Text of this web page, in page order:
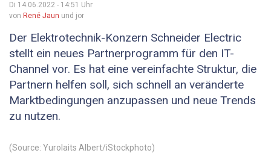
Di 14.06.2022 - 14:51 Uhr
von René Jaun und jor
Der Elektrotechnik-Konzern Schneider Electric
stellt ein neues Partnerprogramm für den IT-
Channel vor. Es hat eine vereinfachte Struktur, die
Partnern helfen soll, sich schnell an veränderte
Marktbedingungen anzupassen und neue Trends
zu nutzen.
(Source: Yurolaits Albert/iStockphoto)